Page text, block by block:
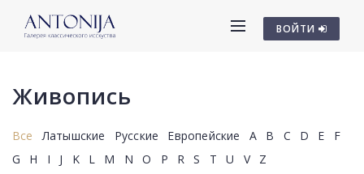
ВОЙТИ
Живопись
Все Латышские Русские Европейские A B C D E
F
G
H I J K L M N O P R S T U V
Z